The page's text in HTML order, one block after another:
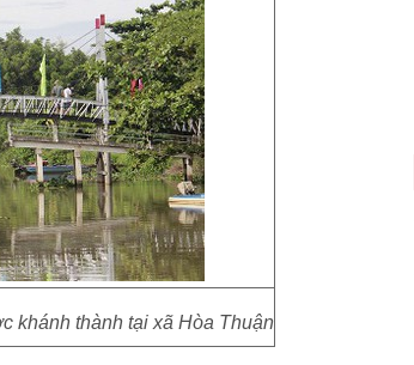
khánh thành tại xã Hòa Thuận